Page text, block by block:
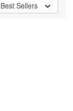
Best Sellers